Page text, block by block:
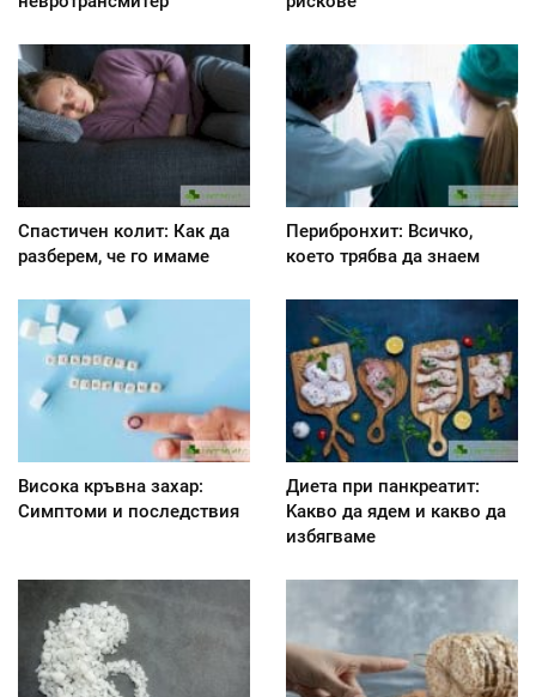
Спастичен колит: Как да
разберем, че го имаме
Перибронхит: Всичко,
което трябва да знаем
Висока кръвна захар:
Симптоми и последствия
Диета при панкреатит:
Kакво да ядем и какво да
избягваме